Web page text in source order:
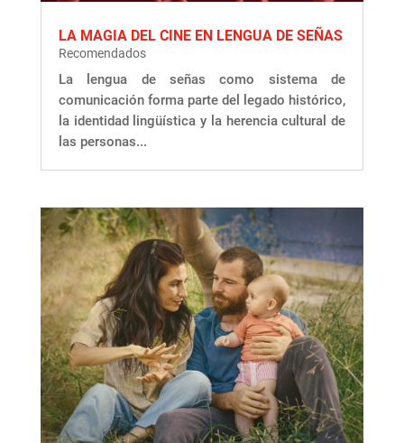
LA MAGIA DEL CINE EN LENGUA DE SEÑAS
Recomendados
La lengua de señas como sistema de
comunicación forma parte del legado histórico,
la identidad lingüística y la herencia cultural de
las personas...